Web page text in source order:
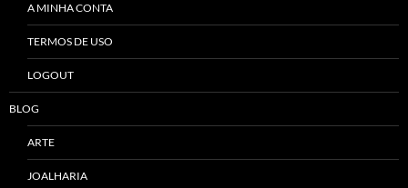
A MINHA CONTA
TERMOS DE USO
LOGOUT
BLOG
ARTE
JOALHARIA